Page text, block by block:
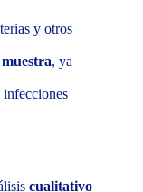
y otros
, ya
cualitativo